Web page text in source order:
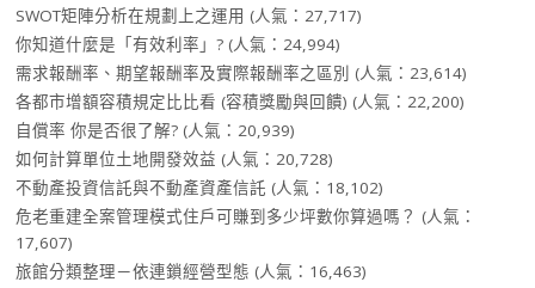
SWOT矩陣分析在規劃上之運用 (人氣：27,717)
你知道什麼是「有效利率」? (人氣：24,994)
需求報酬率、期望報酬率及實際報酬率之區別 (人氣：23,614)
各都市增額容積規定比比看 (容積獎勵與回饋) (人氣：22,200)
自償率 你是否很了解? (人氣：20,939)
如何計算單位土地開發效益 (人氣：20,728)
不動產投資信託與不動產資產信託 (人氣：18,102)
危老重建全案管理模式住戶可賺到多少坪數你算過嗎？ (人氣：
17,607)
旅館分類整理－依連鎖經營型態 (人氣：16,463)